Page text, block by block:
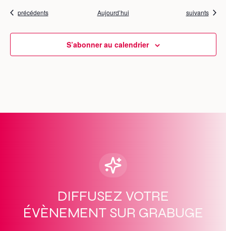
Évènements
précédents Aujourd’hui Évènements
suivants
S’abonner au calendrier
DIFFUSEZ VOTRE
ÉVÈNEMENT SUR GRABUGE